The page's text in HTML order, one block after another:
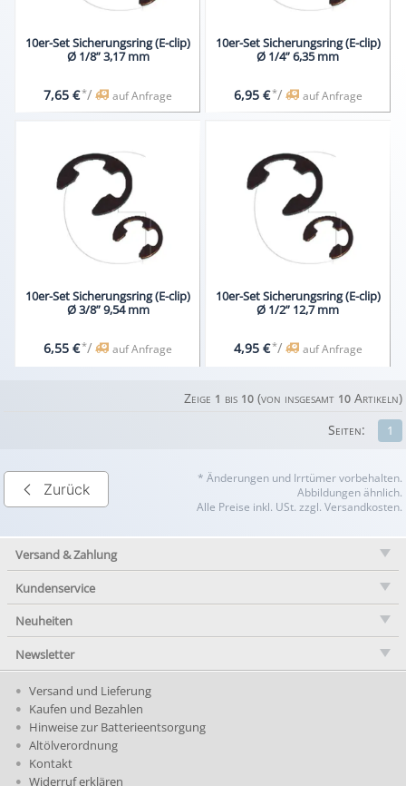
10er-Set Sicherungsring (E-clip)
Ø 1/8” 3,17 mm
7,65 €*/ auf Anfrage
10er-Set Sicherungsring (E-clip)
Ø 1/4” 6,35 mm
6,95 €*/ auf Anfrage
10er-Set Sicherungsring (E-clip)
Ø 3/8” 9,54 mm
6,55 €*/ auf Anfrage
10er-Set Sicherungsring (E-clip)
Ø 1/2” 12,7 mm
4,95 €*/ auf Anfrage
Zeige 1 bis 10(von insgesamt 10Artikeln)
1
Seiten:
Zurück
* Änderungen und Irrtümer vorbehalten.
Abbildungen ähnlich.
Alle Preise inkl. USt. zzgl. Versandkosten.
Versand & Zahlung
Kundenservice
Neuheiten
Newsletter
Versand und Lieferung
Kaufen und Bezahlen
Hinweise zur Batterieentsorgung
Altölverordnung
Kontakt
Widerruf erklären